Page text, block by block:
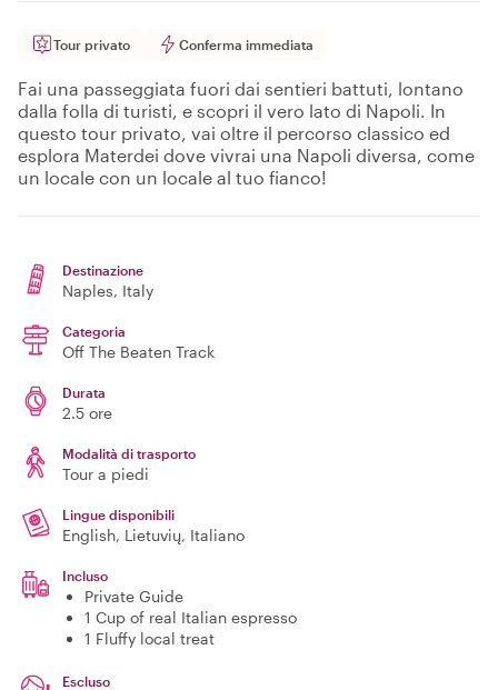
Tour privato Conferma immediata
Fai una passeggiata fuori dai sentieri battuti, lontano
dalla folla di turisti, e scopri il vero lato di Napoli. In
questo tour privato, vai oltre il percorso classico ed
esplora Materdei dove vivrai una Napoli diversa, come
un locale con un locale al tuo fianco!
Destinazione
Naples, Italy
Categoria
Off The Beaten Track
Durata
2.5 ore
Modalità di trasporto
Tour a piedi
Lingue disponibili
English, Lietuvių, Italiano
Incluso
Private Guide
1 Cup of real Italian espresso
1 Fluffy local treat
Escluso